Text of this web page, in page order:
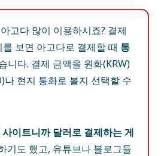
고다 많이 이용하시죠? 결제
보면 아고다로 결제할 때 통
니다. 결제 금액을 원화(KRW)
나 현지 통화로 볼지 선택할 수
사이트니까 달러로 결제하는 게
기도 했고, 유튜브나 블로그들